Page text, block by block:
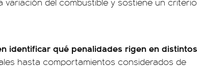
identificar qué penalidades rigen en distintos
hasta comportamientos considerados de